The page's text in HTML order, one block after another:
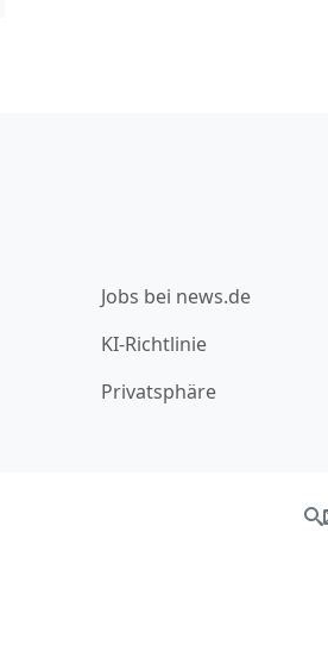
Jobs bei news.de
KI-Richtlinie
Privatsphäre